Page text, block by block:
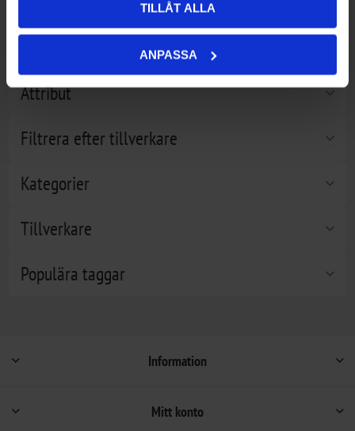
TILLÅT ALLA
ANPASSA
Attribut
Filtrera efter tillverkare
Kategorier
Tillverkare
Populära taggar
Information
Mitt konto